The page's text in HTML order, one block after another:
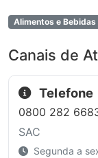
Alimentos e Bebidas
Canais de
Telefone
0800 282
SAC
Segunda a